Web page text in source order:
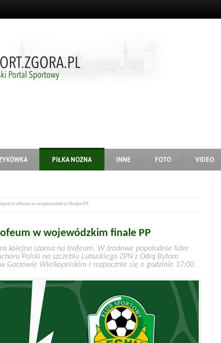
PIŁKA NOŻNA INNE FOTO VIDEO
trofeum w wojewódzkim finale PP
w wojewódzkim finale PP
kolejna szansa na trofeum. W środowe popołudnie lider
Polski na szczeblu Lubuskiego ZPN z Odrą Bytom
Gorzowie Wielkopolskim i rozpocznie się o godzinie 17:00.